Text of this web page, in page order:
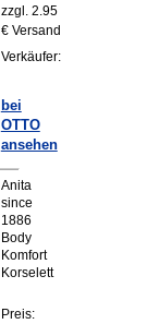
zzgl. 2.95
€ Versand
Verkäufer:
bei
OTTO
ansehen
Anita
since
1886
Body
Komfort
Korselett
Preis: